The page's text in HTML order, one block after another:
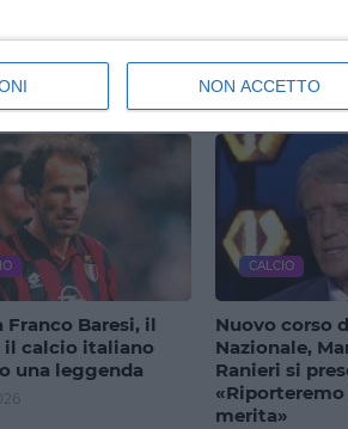
NON ACCETTO
Franco Baresi, il
il calcio italiano
una leggenda
CALCIO
Nuovo corso
Nazionale,
Ranieri si
«Riporteremo
merita»